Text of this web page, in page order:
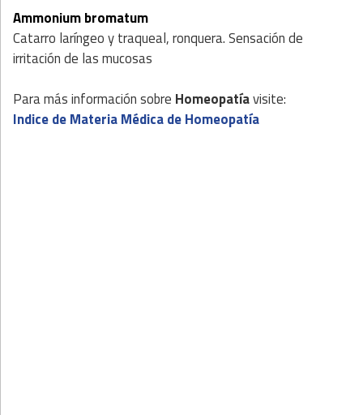
Ammonium bromatum
Catarro laríngeo y traqueal, ronquera. Sensación de
irritación de las mucosas
Para más información sobre Homeopatíavisite:
Indice de Materia Médica de Homeopatía